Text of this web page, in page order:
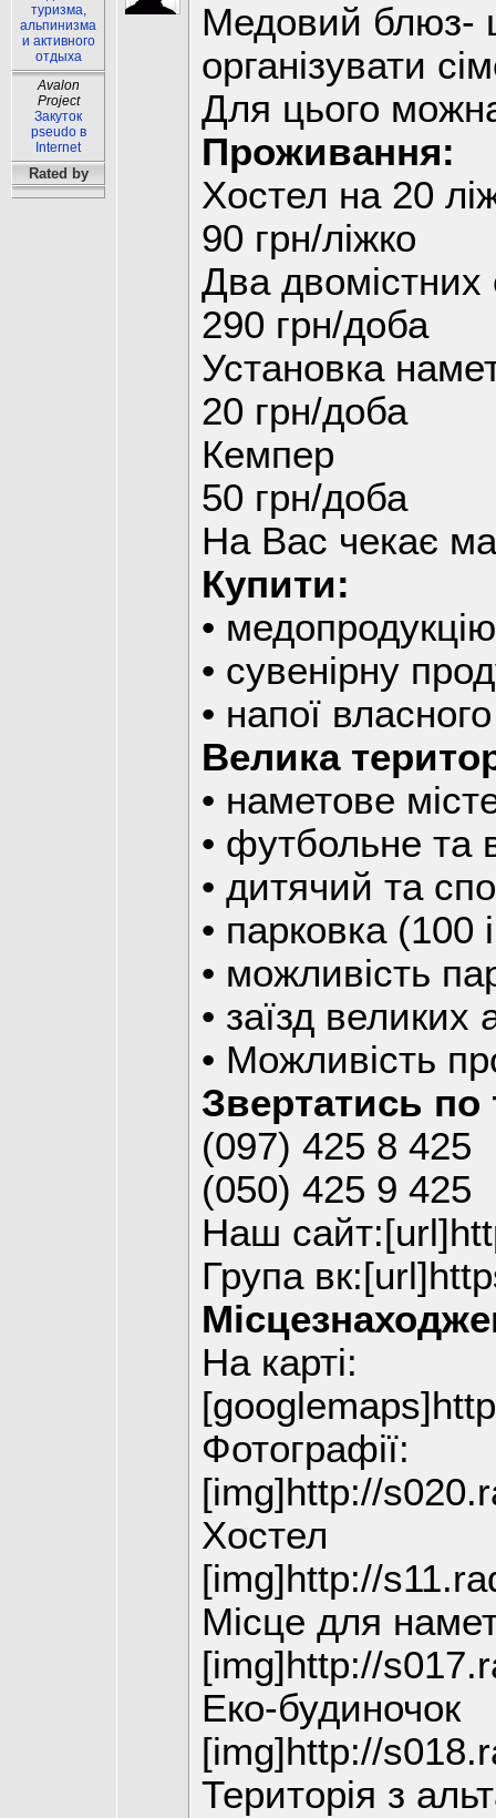
Avalon
Project
Закуток
pseudo в
Internet
Rated by
Медовий блюз-
організувати
Для цього
Проживання:
Хостел на 20
90 грн/ліжко
Два двомістних
290 грн/доба
Установка
20 грн/доба
Кемпер
50 грн/доба
На Вас чекає
Купити:
• медопродукцію
• сувенірну
• напої
Велика
• наметове
• футбольне та
• дитячий та
• парковка (100
• можливість
• заїзд великих
• Можливість
Звертатись по
(097) 425 8 425
(050) 425 9 425
Наш
Група
На карті:
Фотографії:
[img]http://
Хостел
[img]http://
Місце для
[img]http://
Еко-будиночок
[img]http://
Територія з